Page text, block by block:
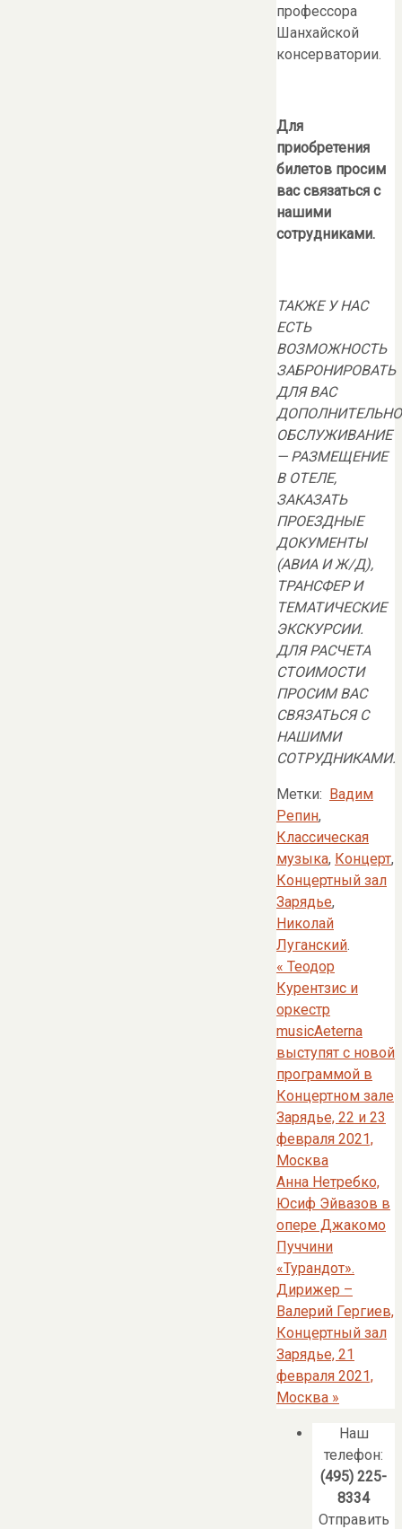
профессора
Шанхайской
консерватории.
Для
приобретения
билетов просим
вас связаться с
нашими
сотрудниками.
ТАКЖЕ У НАС
ЕСТЬ
ВОЗМОЖНОСТЬ
ЗАБРОНИРОВАТЬ
ДЛЯ ВАС
ОБСЛУЖИВАНИЕ
— РАЗМЕЩЕНИЕ
В ОТЕЛЕ,
ЗАКАЗАТЬ
ПРОЕЗДНЫЕ
ДОКУМЕНТЫ
(АВИА И Ж/Д),
ТРАНСФЕР И
ТЕМАТИЧЕСКИЕ
ЭКСКУРСИИ.
ДЛЯ РАСЧЕТА
СТОИМОСТИ
ПРОСИМ ВАС
СВЯЗАТЬСЯ С
НАШИМИ
СОТРУДНИКАМИ.
Метки: Вадим
Репин,
Классическая
музыка, Концерт,
Концертный зал
Зарядье,
Николай
Луганский.
« Теодор
Курентзис и
оркестр
musicAeterna
выступят с новой
программой в
Концертном зале
Зарядье, 22 и 23
февраля 2021,
Москва
Анна Нетребко,
Юсиф Эйвазов в
опере Джакомо
Пуччини
«Турандот».
Дирижер –
Валерий Гергиев,
Концертный зал
Зарядье, 21
февраля 2021,
Москва »
Наш
телефон:
(495) 225-
8334
Отправить